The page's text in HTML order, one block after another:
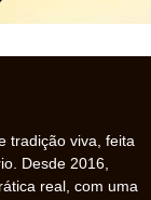
tradição viva, feita
Desde 2016,
real, com uma